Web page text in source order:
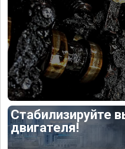
Стабилизируйте
двигателя!